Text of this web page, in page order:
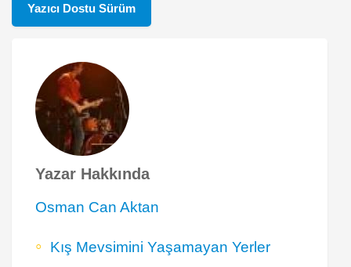
Yazıcı Dostu Sürüm
Yazar Hakkında
Osman Can Aktan
Kış Mevsimini Yaşamayan Yerler